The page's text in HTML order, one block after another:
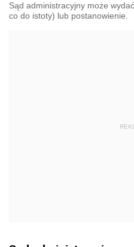
Sąd administracyjny może
co do istoty) lub postanowienie.